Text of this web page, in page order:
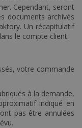
Cependant, seront
documents archivés
Un récapitulatif
le compte client.
votre commande
à la demande,
indiqué en
pas être annulées